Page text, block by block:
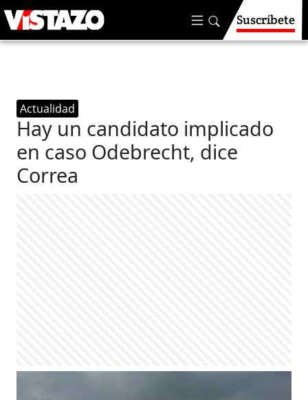
Suscríbete
Actualidad
Hay un candidato implicado
en caso Odebrecht, dice
Correa